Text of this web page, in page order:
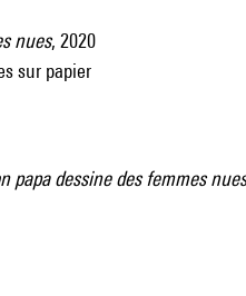
nues, 2020
sur papier
papa dessine des femmes nues